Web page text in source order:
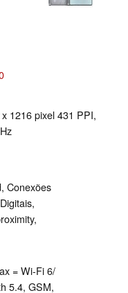
1216 pixel 431 PPI,
Conexões
= Wi-Fi 6/
5.4, GSM,